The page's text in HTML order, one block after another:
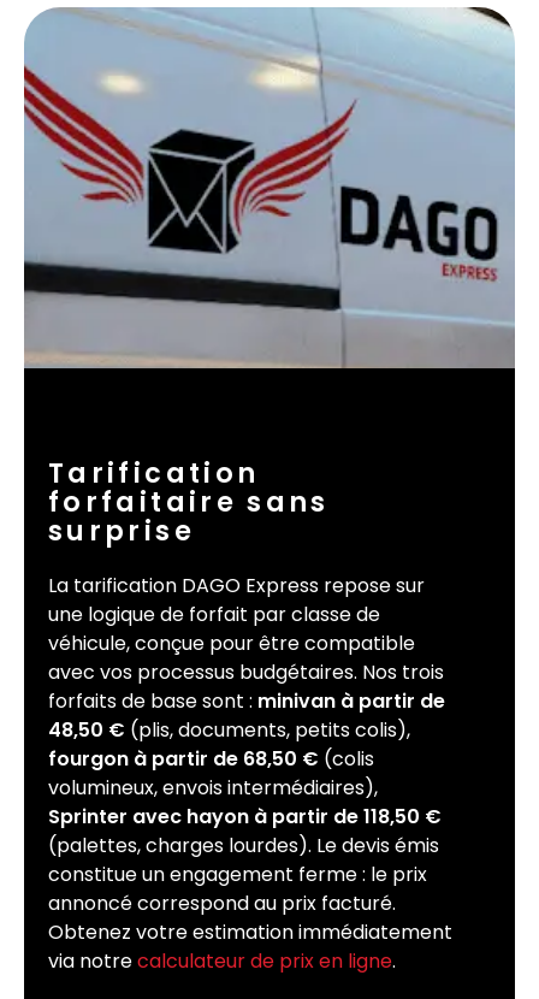
Tarification
forfaitaire sans
surprise
La tarification DAGO Express repose sur
une logique de forfait par classe de
véhicule, conçue pour être compatible
avec vos processus budgétaires. Nos trois
forfaits de base sont : minivan à partir de
48,50 € (plis, documents, petits colis),
fourgon à partir de 68,50 € (colis
volumineux, envois intermédiaires),
Sprinter avec hayon à partir de 118,50 €
(palettes, charges lourdes). Le devis émis
constitue un engagement ferme : le prix
annoncé correspond au prix facturé.
Obtenez votre estimation immédiatement
via notrecalculateur de prix en ligne.